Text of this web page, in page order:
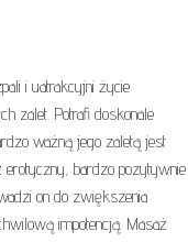
i uatrakcyjni życie
zalet. Potrafi doskonale
ważną jego zaletą jest
erotyczny, bardzo pozytywnie
on do zwiększenia
impotencją. Masaż